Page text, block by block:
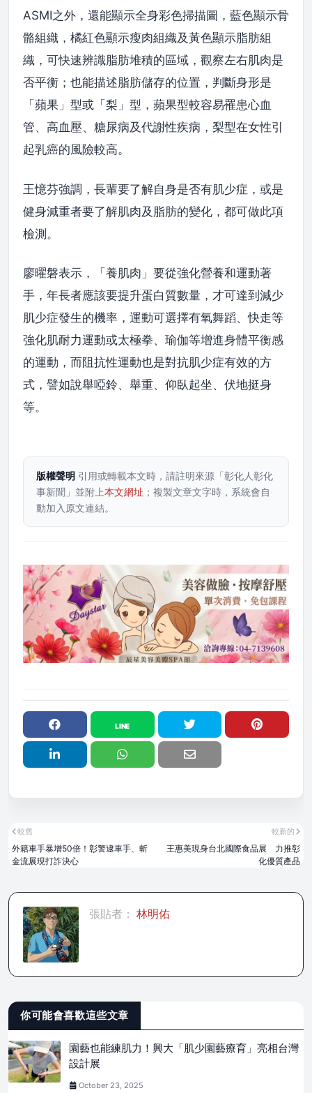
ASMI之外，還能顯示全身彩色掃描圖，藍色顯示骨
骼組織，橘紅色顯示瘦肉組織及黃色顯示脂肪組
織，可快速辨識脂肪堆積的區域，觀察左右肌肉是
否平衡；也能描述脂肪儲存的位置，判斷身形是
「蘋果」型或「梨」型，蘋果型較容易罹患心血
管、高血壓、糖尿病及代謝性疾病，梨型在女性引
起乳癌的風險較高。
王憶芬強調，長輩要了解自身是否有肌少症，或是
健身減重者要了解肌肉及脂肪的變化，都可做此項
檢測。
廖曜磐表示，「養肌肉」要從強化營養和運動著
手，年長者應該要提升蛋白質數量，才可達到減少
肌少症發生的機率，運動可選擇有氧舞蹈、快走等
強化肌耐力運動或太極拳、瑜伽等增進身體平衡感
的運動，而阻抗性運動也是對抗肌少症有效的方
式，譬如說舉啞鈴、舉重、仰臥起坐、伏地挺身
等。
版權聲明 引用或轉載本文時，請註明來源「彰化人彰化
事新聞」並附上本文網址 ；複製文章文字時，系統會自
動加入原文連結。
較新的
王惠美現身台北國際食品展 力推彰
化優質產品
較舊
外籍車手暴增50倍！彰警逮車手、斬
金流展現打詐決心
張貼者： 林明佑
你可能會喜歡這些文章
園藝也能練肌力！興大「肌少園藝療育」亮相台灣
設計展
October 23, 2025